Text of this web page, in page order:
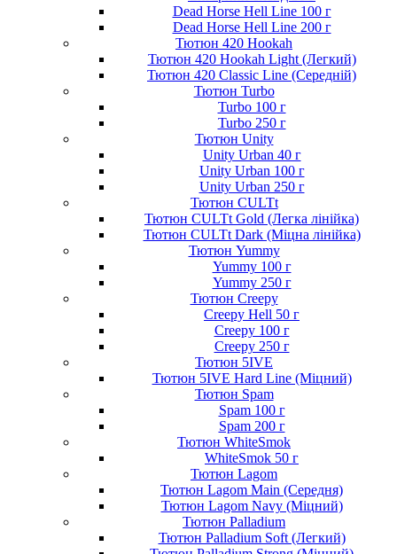
Dead Horse Hell Line 100 г
Dead Horse Hell Line 200 г
Тютюн 420 Hookah
Тютюн 420 Hookah Light (Легкий)
Тютюн 420 Classic Line (Середній)
Тютюн Turbo
Turbo 100 г
Turbo 250 г
Тютюн Unity
Unity Urban 40 г
Unity Urban 100 г
Unity Urban 250 г
Тютюн CULTt
Тютюн CULTt Gold (Легка лінійка)
Тютюн CULTt Dark (Міцна лінійка)
Тютюн Yummy
Yummy 100 г
Yummy 250 г
Тютюн Creepy
Creepy Hell 50 г
Creepy 100 г
Creepy 250 г
Тютюн 5IVE
Тютюн 5IVE Hard Line (Міцний)
Тютюн Spam
Spam 100 г
Spam 200 г
Тютюн WhiteSmok
WhiteSmok 50 г
Тютюн Lagom
Тютюн Lagom Main (Середня)
Тютюн Lagom Navy (Міцний)
Тютюн Palladium
Тютюн Palladium Soft (Легкий)